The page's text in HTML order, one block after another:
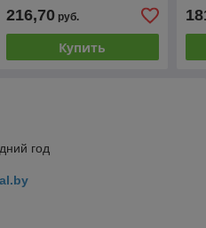
216,70руб.
Купить
год